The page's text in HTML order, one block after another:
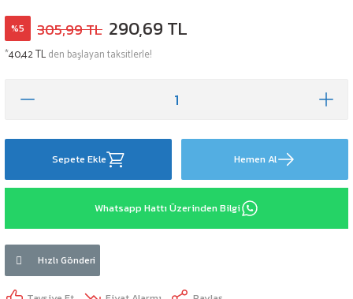
%5 305,99 TL 290,69 TL
*40,42 TLden başlayan taksitlerle!
Sepete Ekle Hemen Al
Whatsapp Hattı Üzerinden Bilgi
Hızlı Gönderi